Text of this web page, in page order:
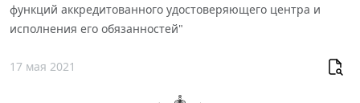
функций аккредитованного удостоверяющего центра и
исполнения его обязанностей"
17 мая 2021